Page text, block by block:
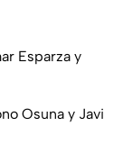
Esparza y
Osuna y Javi